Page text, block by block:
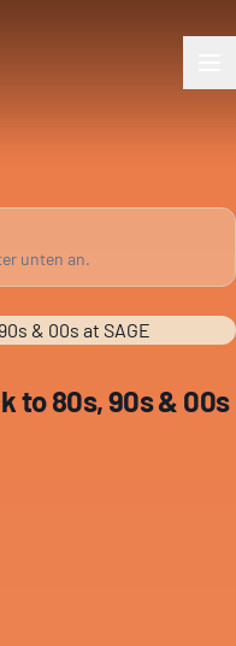
unten an.
to 80s, 90s & 00s